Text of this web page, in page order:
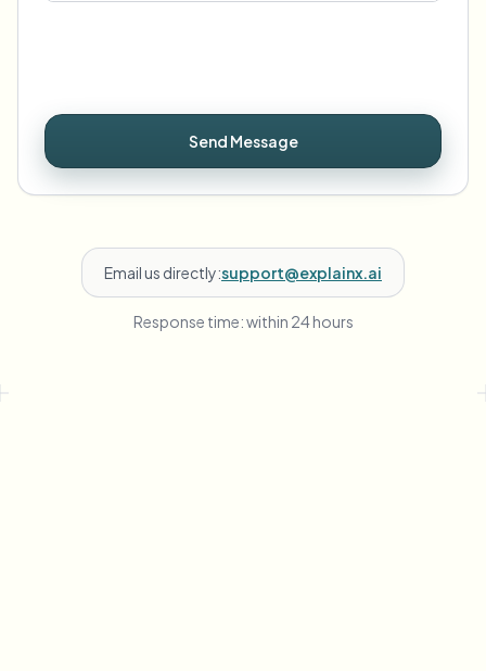
Send Message
Email us directly:support@explainx.ai
Response time: within 24 hours